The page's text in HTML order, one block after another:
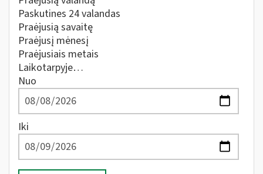
Paskutines 24 valandas
Praėjusią savaitę
Praėjusį mėnesį
Praėjusiais metais
Laikotarpyje…
Nuo
Iki